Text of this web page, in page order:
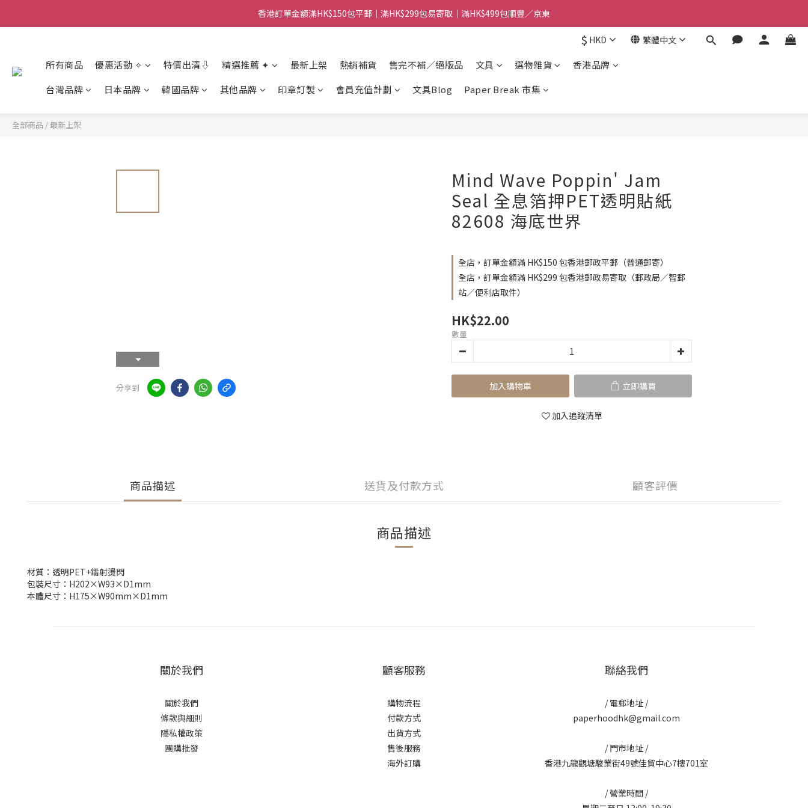
香港訂單金額滿HK$150包平郵｜滿HK$299包易寄取｜滿HK$499包順豐／京東
香港訂單金額滿HK$150包平郵｜滿HK$299包易寄取｜滿HK$499包順豐／京東
香港訂單金額滿HK$150包平郵｜滿HK$299包易寄取｜滿HK$499包順豐／京東
$ HKD 繁體中文
所有商品 優惠活動 ✧ 特價出清⇩ 精選推薦 ✦ 最新上架 熱銷補貨 售完不補／絕版品 文具 選物雜貨
香港品牌
台灣品牌
日本品牌 韓國品牌 其他品牌 印章訂製 會員充值計劃 文具Blog Paper Break 市集
全部商品 /最新上架
分享到
Mind Wave Poppin' Jam
Seal 全息箔押PET透明貼紙
82608 海底世界
全店，訂單金額滿 HK$150 包香港郵政平郵（普通郵寄）
全店，訂單金額滿 HK$299 包香港郵政易寄取（郵政局／智郵
站／便利店取件）
HK$22.00
數量
加入購物車 立即購買
加入追蹤清單
商品描述 送貨及付款方式 顧客評價
商品描述
材質：透明PET+鐳射燙閃
包裝尺寸：H202×W93×D1mm
本體尺寸：H175×W90mm×D1mm
關於我們
關於我們
條款與細則
隱私權政策
團購批發
顧客服務
購物流程
付款方式
出貨方式
售後服務
海外訂購
聯絡我們
/ 電郵地址 /
paperhoodhk@gmail.com
/ 門市地址 /
香港九龍觀塘駿業街49號佳貿中心7樓701室
/ 營業時間 /